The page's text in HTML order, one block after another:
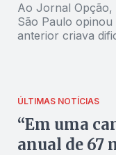
Ao Jornal Opção,
São Paulo opinou
anterior criava
ÚLTIMAS NOTÍCIAS
“Em uma
anual de 67